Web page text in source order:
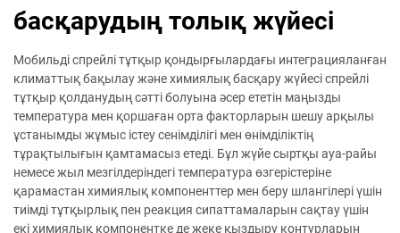
басқарудың толық жүйесі
Мобильді спрейлі тұтқыр қондырғылардағы интеграцияланған
климаттық бақылау және химиялық басқару жүйесі спрейлі
тұтқыр қолданудың сәтті болуына әсер ететін маңызды
температура мен қоршаған орта факторларын шешу арқылы
ұстанымды жұмыс істеу сенімділігі мен өнімділіктің
тұрақтылығын қамтамасыз етеді. Бұл жүйе сыртқы ауа-райы
немесе жыл мезгілдеріндегі температура өзгерістеріне
қарамастан химиялық компоненттер мен беру шлангілері үшін
тиімді тұтқырлық пен реакция сипаттамаларын сақтау үшін
екі химиялық компонентке де жеке қыздыру контурларын